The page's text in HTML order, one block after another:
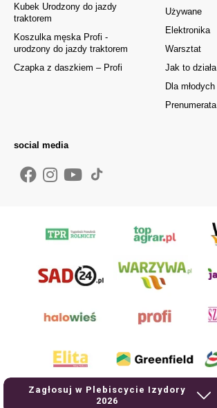
Zagłosuj w Plebiscycie Izydory
2026
Używane
Elektronika
Warsztat
Jak to działa
Dla młodych
Prenumerata
Kubek Urodzony do jazdy
traktorem
Koszulka męska Profi -
urodzony do jazdy traktorem
Czapka z daszkiem – Profi
social media